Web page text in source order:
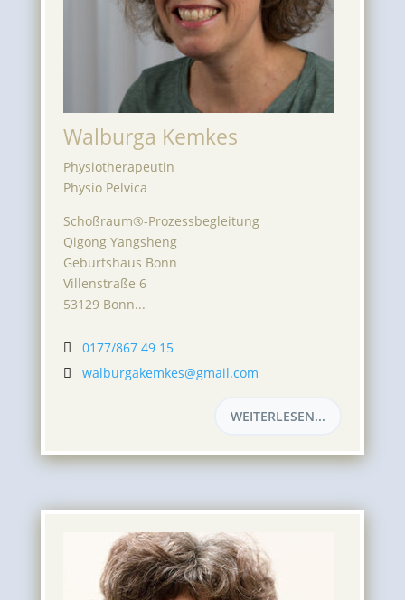
Walburga Kemkes
Physiotherapeutin
Physio Pelvica
Schoßraum®-Prozessbegleitung
Qigong Yangsheng
Geburtshaus Bonn
Villenstraße 6
53129 Bonn...
 0177/867 49 15
 walburgakemkes@gmail.com
WEITERLESEN...